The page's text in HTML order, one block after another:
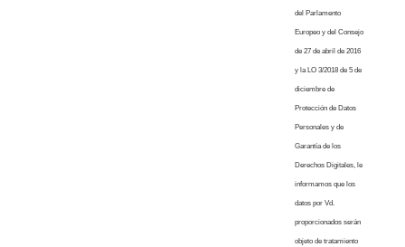
del Parlamento
Europeo y del Consejo
de 27 de abril de 2016
y la LO 3/2018 de 5 de
diciembre de
Protección de Datos
Personales y de
Garantía de los
Derechos Digitales, le
informamos que los
datos por Vd.
proporcionados serán
objeto de tratamiento